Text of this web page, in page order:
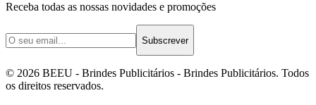
Receba todas as nossas novidades e promoções
Subscrever
© 2026 BEEU - Brindes Publicitários - Brindes Publicitários. Todos
os direitos reservados.